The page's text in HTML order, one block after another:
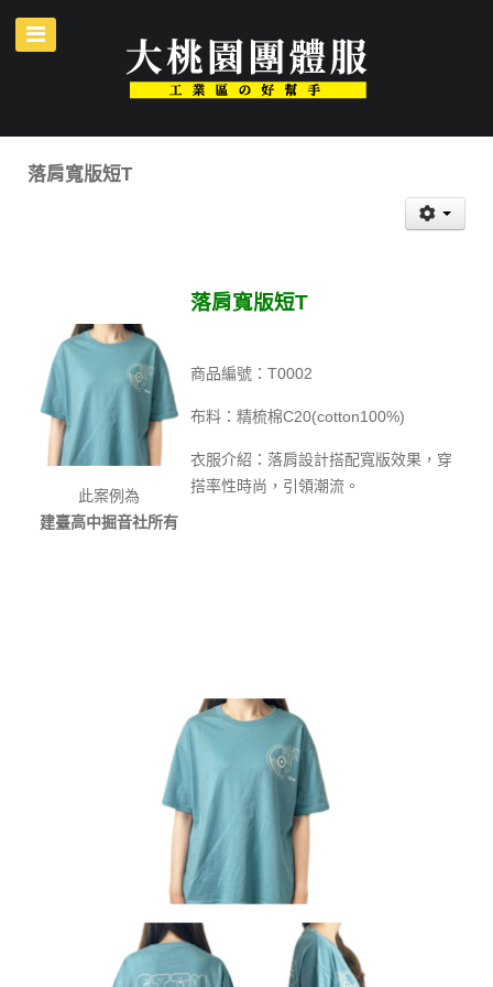
落肩寬版短T
此案例為
建臺高中掘音社所有
落肩寬版短T
商品編號：T0002
布料：精梳棉C20(cotton100%)
衣服介紹：落肩設計搭配寬版效果，穿
搭率性時尚，引領潮流。